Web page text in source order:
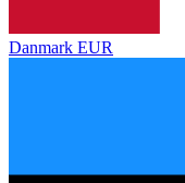
Danmark EUR